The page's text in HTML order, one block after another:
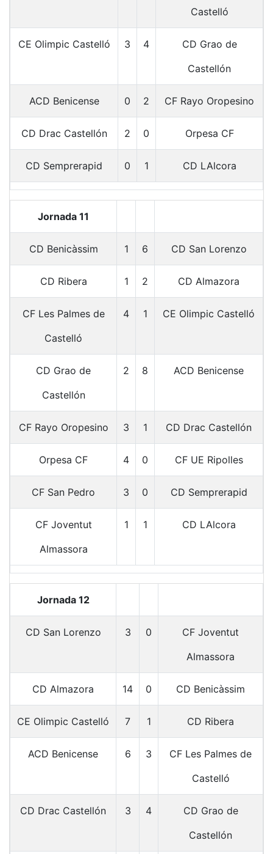
Castelló
CE Olimpic Castelló 3 4
CD Grao de
Castellón
ACD Benicense 0 2 CF Rayo Oropesino
CD Drac Castellón 2 0 Orpesa CF
CD Semprerapid 0 1 CD LAlcora
Jornada 11
CD Benicàssim 1 6 CD San Lorenzo
CD Ribera 1 2 CD Almazora
CF Les Palmes de
Castelló
4 1 CE Olimpic Castelló
CD Grao de
Castellón
2 8 ACD Benicense
CF Rayo Oropesino 3 1 CD Drac Castellón
Orpesa CF 4 0 CF UE Ripolles
CF San Pedro 3 0 CD Semprerapid
CF Joventut
Almassora
1 1 CD LAlcora
Jornada 12
CD San Lorenzo 3 0
CF Joventut
Almassora
CD Almazora 14 0 CD Benicàssim
CE Olimpic Castelló 7 1 CD Ribera
ACD Benicense 6 3
CF Les Palmes de
Castelló
CD Drac Castellón 3 4
CD Grao de
Castellón